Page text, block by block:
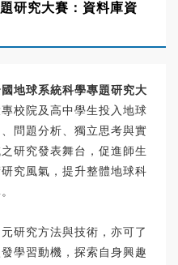
研究大賽：資料庫資
地球系統科學專題研究大
校院及高中學生投入地球
問題分析、獨立思考與實
研究發表舞台，促進師生
究風氣，提升整體地球科
研究方法與技術，亦可了
學習動機，探索自身興趣